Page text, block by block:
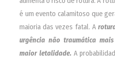
é um evento calamitoso que
maioria das vezes fatal. A
urgência não traumática
maior letalidade.A